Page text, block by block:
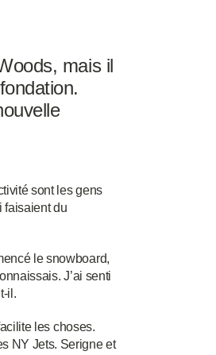
mais il
sont les gens
faisaient du
le snowboard,
J’ai senti
il.
les choses.
NY Jets. Serigne et